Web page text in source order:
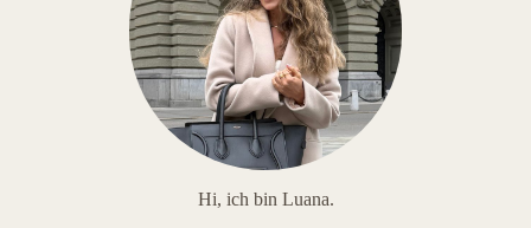
Hi, ich bin Luana.